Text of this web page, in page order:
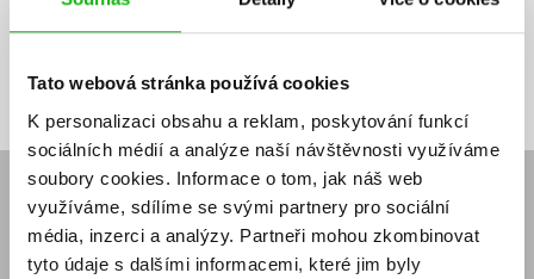
Tato webová stránka používá cookies
K personalizaci obsahu a reklam, poskytování funkcí
sociálních médií a analýze naší návštěvnosti využíváme
soubory cookies. Informace o tom, jak náš web
využíváme, sdílíme se svými partnery pro sociální
média, inzerci a analýzy. Partneři mohou zkombinovat
tyto údaje s dalšími informacemi, které jim byly
souhlasíte se zpracováním osobních údajů
mailová
adresa
mailová
adresa
Vaše e-mailová adresa Přihlásit se
E-SHOP
Aktuality
Naši autoři
Knižní novinky
Dárkové poukazy